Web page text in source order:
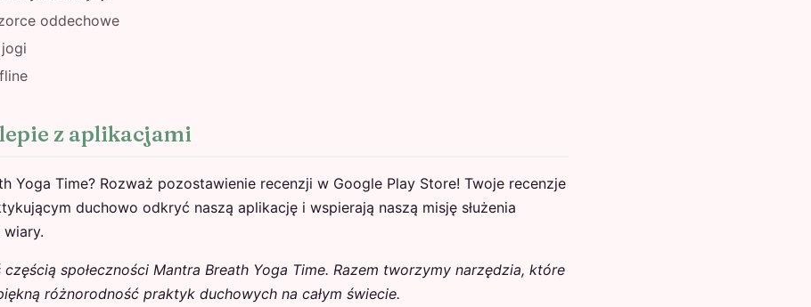
oddechowe
z aplikacjami
Yoga Time? Rozważ pozostawienie recenzji w Google Play Store! Twoje recenzje
duchowo odkryć naszą aplikację i wspierają naszą misję służenia
społeczności Mantra Breath Yoga Time. Razem tworzymy narzędzia, które
różnorodność praktyk duchowych na całym świecie.